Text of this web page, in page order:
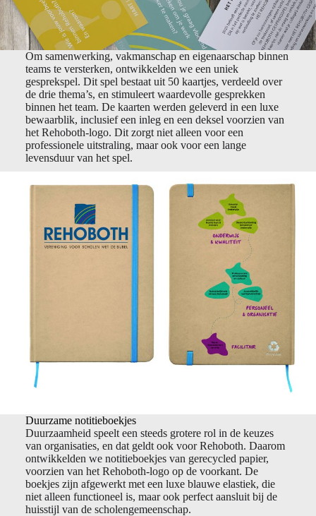
Om samenwerking, vakmanschap en eigenaarschap binnen
teams te versterken, ontwikkelden we een uniek
gesprekspel. Dit spel bestaat uit 50 kaartjes, verdeeld over
de drie thema’s, en stimuleert waardevolle gesprekken
binnen het team. De kaarten werden geleverd in een luxe
bewaarblik, inclusief een inleg en een deksel voorzien van
het Rehoboth-logo. Dit zorgt niet alleen voor een
professionele uitstraling, maar ook voor een lange
levensduur van het spel.
Duurzame notitieboekjes
Duurzaamheid speelt een steeds grotere rol in de keuzes
van organisaties, en dat geldt ook voor Rehoboth. Daarom
ontwikkelden we notitieboekjes van gerecycled papier,
voorzien van het Rehoboth-logo op de voorkant. De
boekjes zijn afgewerkt met een luxe blauwe elastiek, die
niet alleen functioneel is, maar ook perfect aansluit bij de
huisstijl van de scholengemeenschap.